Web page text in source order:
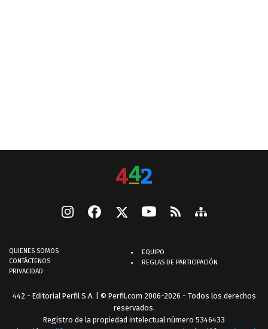
QUIENES SOMOS
CONTÁCTENOS
PRIVACIDAD
EQUIPO
REGLAS DE PARTICIPACIÓN
442 - Editorial Perfil S.A. | © Perfil.com 2006-2026 - Todos los derechos
reservados.
Registro de la propiedad intelectual número 5346433